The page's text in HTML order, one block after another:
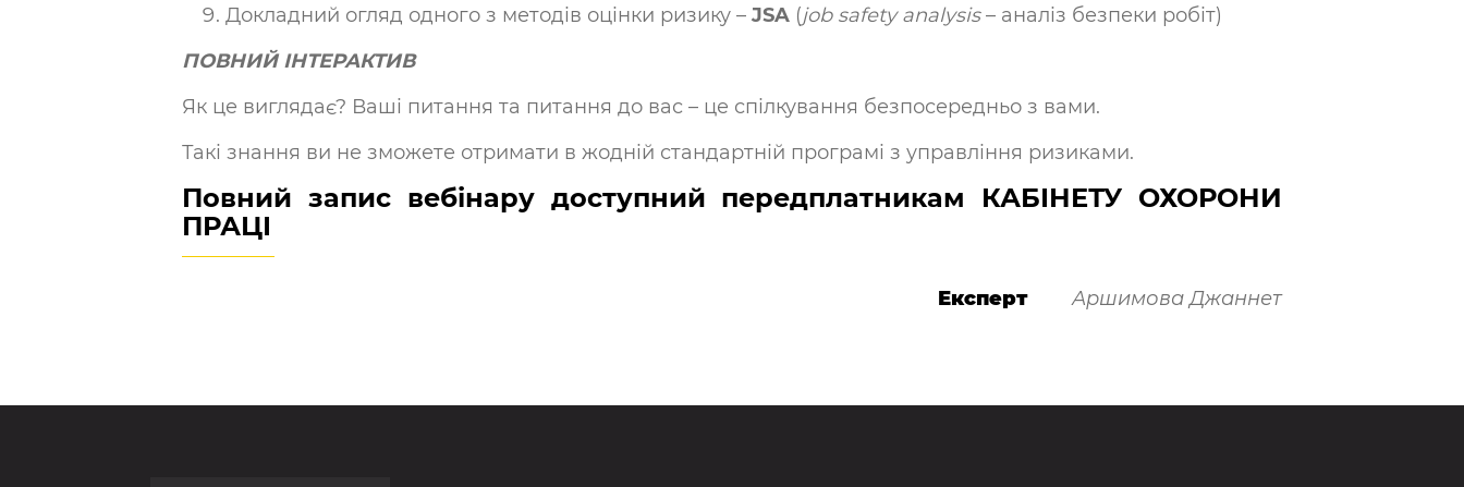
Докладний огляд одного з методів оцінки ризику – JSA(job safety analysis– аналіз безпеки робіт)
ПОВНИЙ ІНТЕРАКТИВ
Як це виглядає? Ваші питання та питання до вас – це спілкування безпосередньо з вами.
Такі знання ви не зможете отримати в жодній стандартній програмі з управління ризиками.
Повний запис вебінару доступний передплатникам КАБІНЕТУ ОХОРОНИ
ПРАЦІ
Експерт Аршимова Джаннет